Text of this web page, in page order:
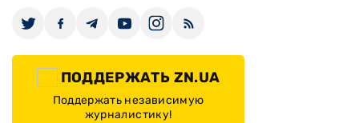
ПОДДЕРЖАТЬ ZN.UA
Поддержать независимую
журналистику!